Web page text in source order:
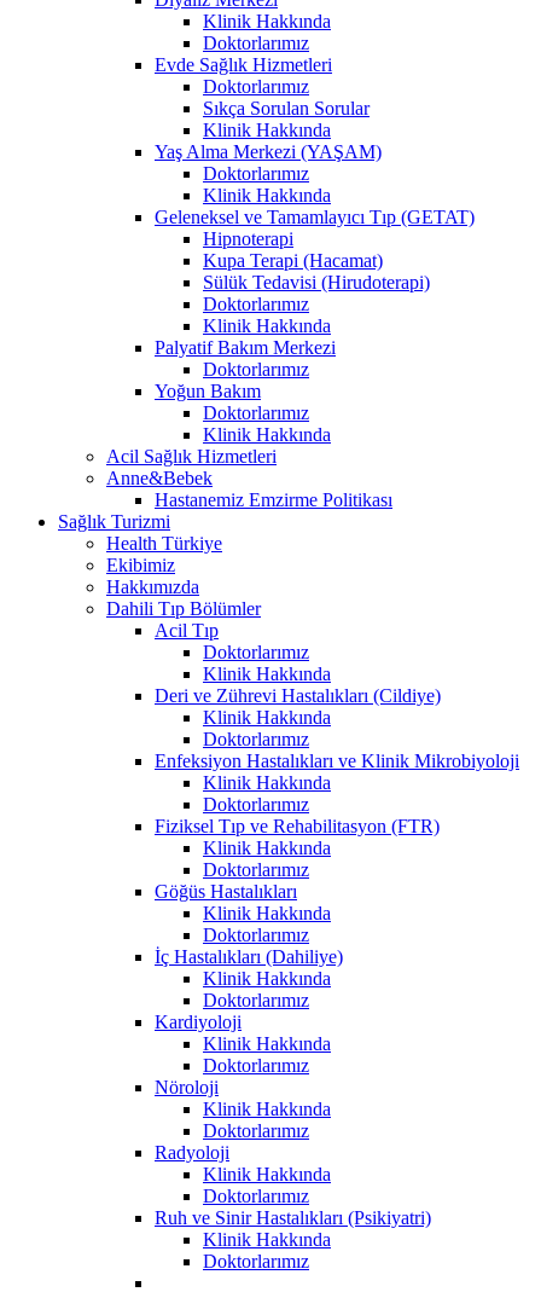
Klinik Hakkında
Doktorlarımız
Evde Sağlık Hizmetleri
Doktorlarımız
Sıkça Sorulan Sorular
Klinik Hakkında
Yaş Alma Merkezi (YAŞAM)
Doktorlarımız
Klinik Hakkında
Geleneksel ve Tamamlayıcı Tıp (GETAT)
Hipnoterapi
Kupa Terapi (Hacamat)
Sülük Tedavisi (Hirudoterapi)
Doktorlarımız
Klinik Hakkında
Palyatif Bakım Merkezi
Doktorlarımız
Yoğun Bakım
Doktorlarımız
Klinik Hakkında
Acil Sağlık Hizmetleri
Anne&Bebek
Hastanemiz Emzirme Politikası
Sağlık Turizmi
Health Türkiye
Ekibimiz
Hakkımızda
Dahili Tıp Bölümler
Acil Tıp
Doktorlarımız
Klinik Hakkında
Deri ve Zührevi Hastalıkları (Cildiye)
Klinik Hakkında
Doktorlarımız
Enfeksiyon Hastalıkları ve Klinik Mikrobiyoloji
Klinik Hakkında
Doktorlarımız
Fiziksel Tıp ve Rehabilitasyon (FTR)
Klinik Hakkında
Doktorlarımız
Göğüs Hastalıkları
Klinik Hakkında
Doktorlarımız
İç Hastalıkları (Dahiliye)
Klinik Hakkında
Doktorlarımız
Kardiyoloji
Klinik Hakkında
Doktorlarımız
Nöroloji
Klinik Hakkında
Doktorlarımız
Radyoloji
Klinik Hakkında
Doktorlarımız
Ruh ve Sinir Hastalıkları (Psikiyatri)
Klinik Hakkında
Doktorlarımız